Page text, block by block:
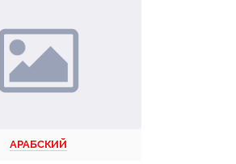
АРАБСКИЙ